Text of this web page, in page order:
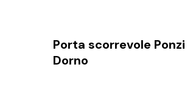
Porta scorrevole Ponzi
Dorno